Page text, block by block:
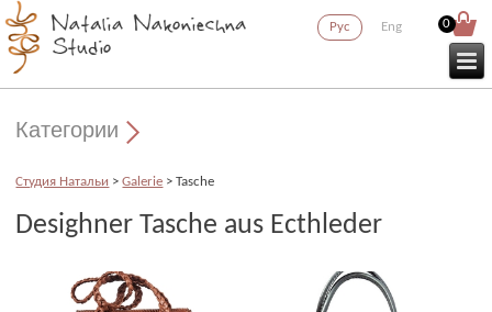
Рус Eng 0
Категории
Cтудия Натальи >Galerie > Tasche
Desighner Tasche aus Ecthleder